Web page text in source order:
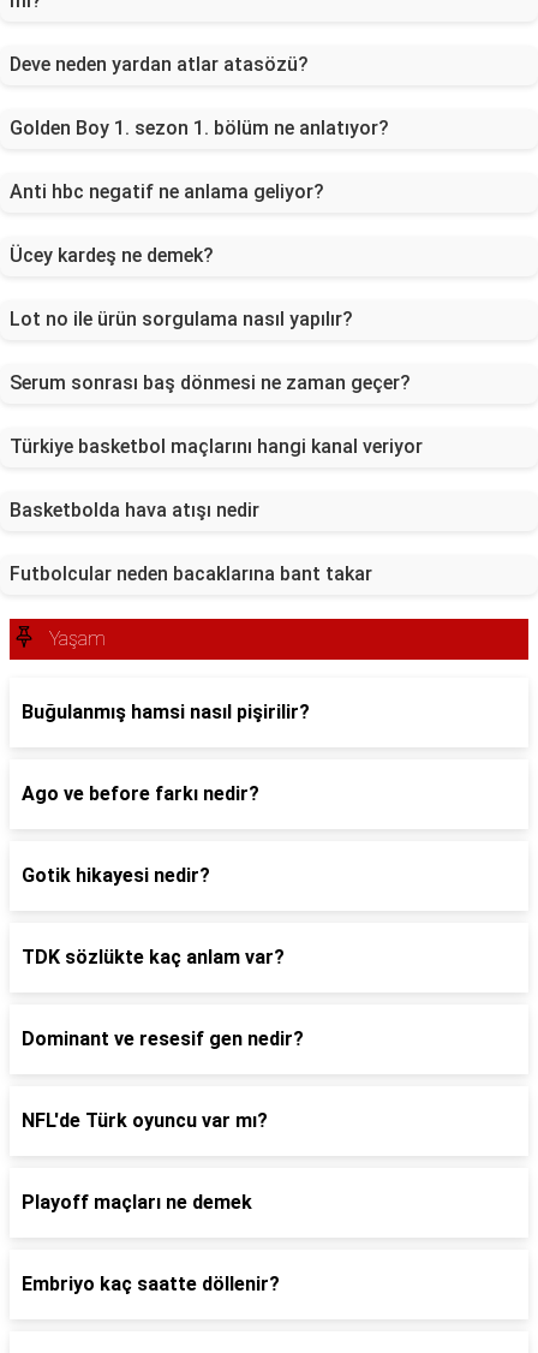
Deve neden yardan atlar atasözü?
Golden Boy 1. sezon 1. bölüm ne anlatıyor?
Anti hbc negatif ne anlama geliyor?
Ücey kardeş ne demek?
Lot no ile ürün sorgulama nasıl yapılır?
Serum sonrası baş dönmesi ne zaman geçer?
Türkiye basketbol maçlarını hangi kanal veriyor
Basketbolda hava atışı nedir
Futbolcular neden bacaklarına bant takar
Yaşam
Buğulanmış hamsi nasıl pişirilir?
Ago ve before farkı nedir?
Gotik hikayesi nedir?
TDK sözlükte kaç anlam var?
Dominant ve resesif gen nedir?
NFL'de Türk oyuncu var mı?
Playoff maçları ne demek
Embriyo kaç saatte döllenir?